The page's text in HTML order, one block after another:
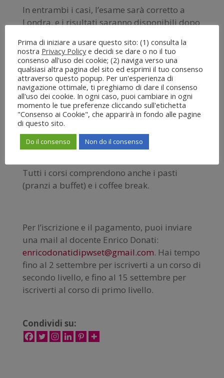
In entrambi i casi, l’esame sarà corretto a
Londra, e i risultati saranno disponibili dopo
in inglese:
https://www.wsetglobal.com/media/6942/ws
et_l2wines_specification_en_may2019.pdf
Prezzo totale: 550 euro a persona.
Il corso comprende: iscrizione, materiale
educativo del WSET Level 2 Wines,
degustazione di circa 40 campioni, 21 ore
di lezione, esame, certificato.
Tutti i corsi comprendono anche i pasti
(pranzi a buffet) e i coffee break.
Per l’iscrizione e il pagamento, puoi inviare
una mail al docente Enrico Donati:
enricodonatidipwset@gmail.com. Hai tempo
fino al 2 settembre per iscriverti a un corso di
secondo livello, e fino al 15 settembre per
iscriverti al corso di primo livello.
Condividi su:
Prima di iniziare a usare questo sito: (1) consulta la
nostra Privacy Policye decidi se dare o no il tuo
consenso all'uso dei cookie; (2) naviga verso una
qualsiasi altra pagina del sito ed esprimi il tuo consenso
attraverso questo popup. Per un'esperienza di
navigazione ottimale, ti preghiamo di dare il consenso
all'uso dei cookie. In ogni caso, puoi cambiare in ogni
momento le tue preferenze cliccando sull'etichetta
"Consenso ai Cookie", che apparirà in fondo alle pagine
di questo sito.
Do il consenso Non do il consenso